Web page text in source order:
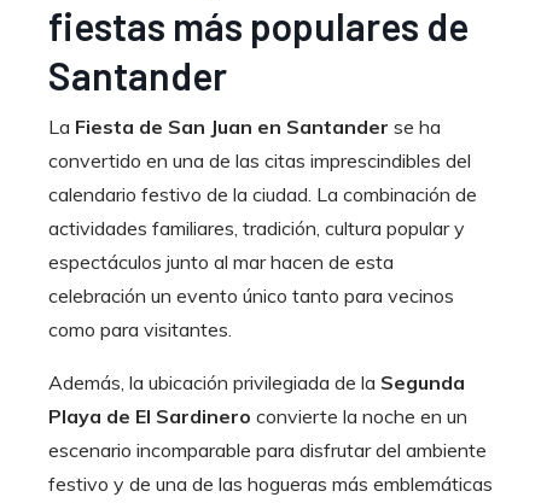
fiestas más populares de
Santander
La Fiesta de San Juan en Santander se ha
convertido en una de las citas imprescindibles del
calendario festivo de la ciudad. La combinación de
actividades familiares, tradición, cultura popular y
espectáculos junto al mar hacen de esta
celebración un evento único tanto para vecinos
como para visitantes.
Además, la ubicación privilegiada de la Segunda
Playa de El Sardinero convierte la noche en un
escenario incomparable para disfrutar del ambiente
festivo y de una de las hogueras más emblemáticas